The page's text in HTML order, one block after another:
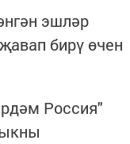
эшләр
бирү өчен
Россия"